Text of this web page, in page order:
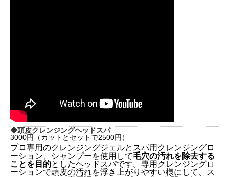
◆頭皮クレンジングヘッドスパ
3000円（カットとセットで2500円）
プロ専用のクレンジングジェルとスパ用クレンジングロ
ーション、シャンプーを使用して毛穴の汚れを除去する
ことを目的としたヘッドスパです。専用クレンジングロ
ーションで頭皮の汚れを浮き上がりやすい様にして、ス